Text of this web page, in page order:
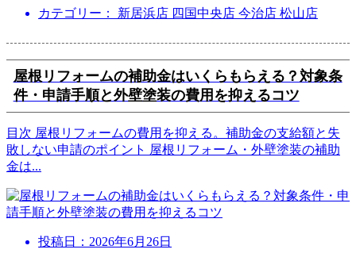
カテゴリー： 新居浜店 四国中央店 今治店 松山店
屋根リフォームの補助金はいくらもらえる？対象条
件・申請手順と外壁塗装の費用を抑えるコツ
目次 屋根リフォームの費用を抑える。補助金の支給額と失
敗しない申請のポイント 屋根リフォーム・外壁塗装の補助
金は...
投稿日： 2026年6月26日